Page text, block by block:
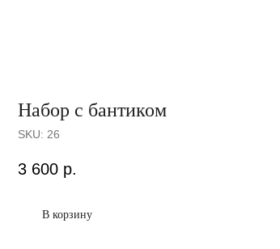
Набор с бантиком
SKU: 26
3 600 р.
В корзину